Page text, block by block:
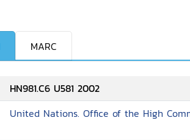
MARC
HN981.C6 U581 2002
United Nations. Office of the High